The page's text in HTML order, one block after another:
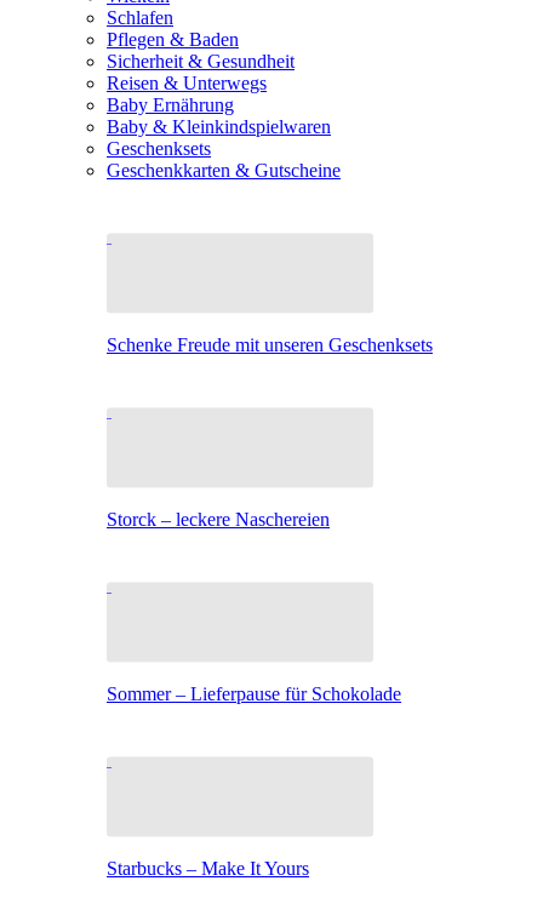
Schlafen
Pflegen & Baden
Sicherheit & Gesundheit
Reisen & Unterwegs
Baby Ernährung
Baby & Kleinkindspielwaren
Geschenksets
Geschenkkarten & Gutscheine
Schenke Freude mit unseren Geschenksets
Storck – leckere Naschereien
Sommer – Lieferpause für Schokolade
Starbucks – Make It Yours